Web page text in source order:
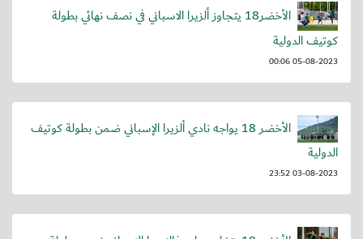
الأخضر18 يتجاوز ألزيرا الاسباني في نصف نهائي بطولة
كوتيف الدولية
05-08-2023 00:06
الأخضر 18 يواجه نادي ألزيرا الإسباني ضمن بطولة كوتيف
الدولية
03-08-2023 23:52